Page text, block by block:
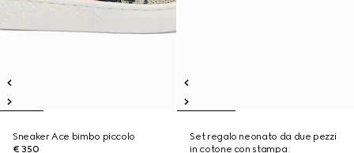
Sneaker Ace bimbo piccolo
€ 350
Set regalo neonato da due pezzi
in cotone con stampa